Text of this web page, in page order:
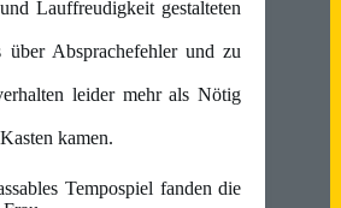
Lauffreudigkeit gestalteten
Absprachefehler und zu
leider mehr als Nötig
kamen.
Tempospiel fanden die